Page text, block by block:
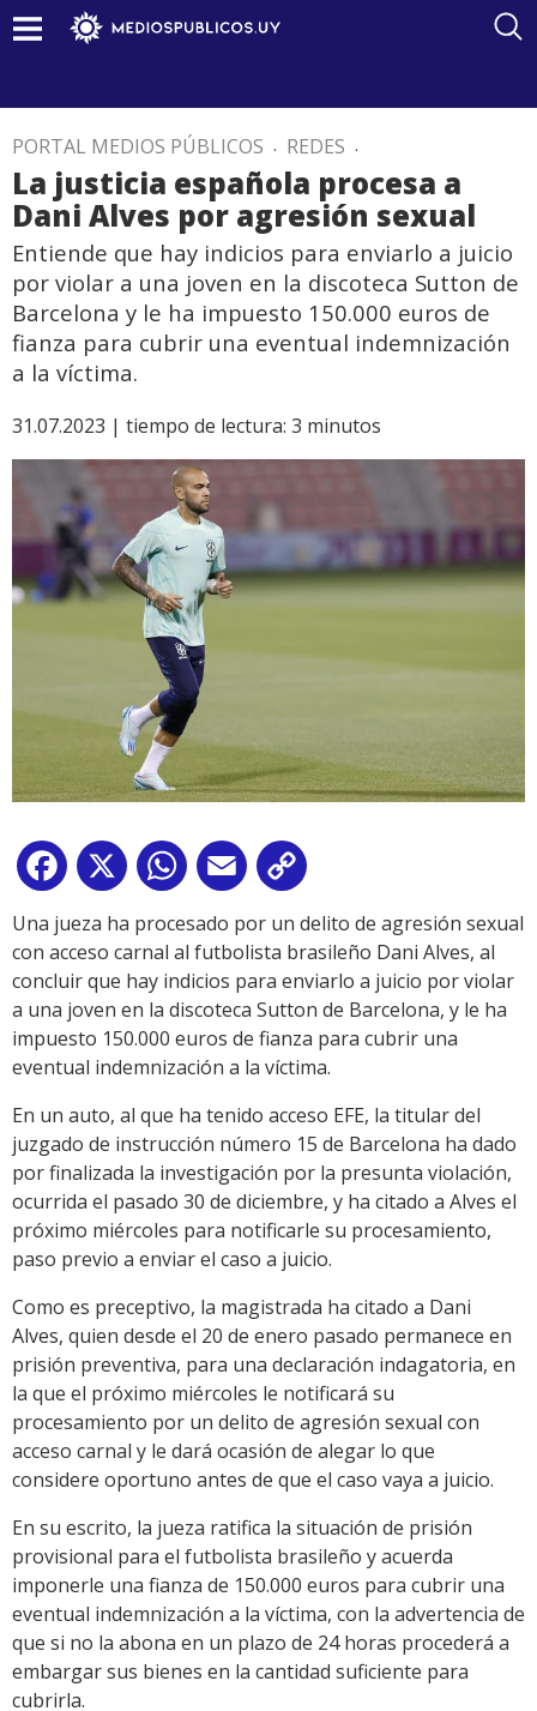
PORTAL MEDIOS PÚBLICOS . REDES .
La justicia española procesa a
Dani Alves por agresión sexual
Entiende que hay indicios para enviarlo a juicio
por violar a una joven en la discoteca Sutton de
Barcelona y le ha impuesto 150.000 euros de
fianza para cubrir una eventual indemnización
a la víctima.
31.07.2023 | tiempo de lectura: 3 minutos
Facebook
X WhatsApp
Email
Link
Una jueza ha procesado por un delito de agresión sexual
con acceso carnal al futbolista brasileño Dani Alves, al
concluir que hay indicios para enviarlo a juicio por violar
a una joven en la discoteca Sutton de Barcelona, y le ha
impuesto 150.000 euros de fianza para cubrir una
eventual indemnización a la víctima.
En un auto, al que ha tenido acceso EFE, la titular del
juzgado de instrucción número 15 de Barcelona ha dado
por finalizada la investigación por la presunta violación,
ocurrida el pasado 30 de diciembre, y ha citado a Alves el
próximo miércoles para notificarle su procesamiento,
paso previo a enviar el caso a juicio.
Como es preceptivo, la magistrada ha citado a Dani
Alves, quien desde el 20 de enero pasado permanece en
prisión preventiva, para una declaración indagatoria, en
la que el próximo miércoles le notificará su
procesamiento por un delito de agresión sexual con
acceso carnal y le dará ocasión de alegar lo que
considere oportuno antes de que el caso vaya a juicio.
En su escrito, la jueza ratifica la situación de prisión
provisional para el futbolista brasileño y acuerda
imponerle una fianza de 150.000 euros para cubrir una
eventual indemnización a la víctima, con la advertencia de
que si no la abona en un plazo de 24 horas procederá a
embargar sus bienes en la cantidad suficiente para
cubrirla.